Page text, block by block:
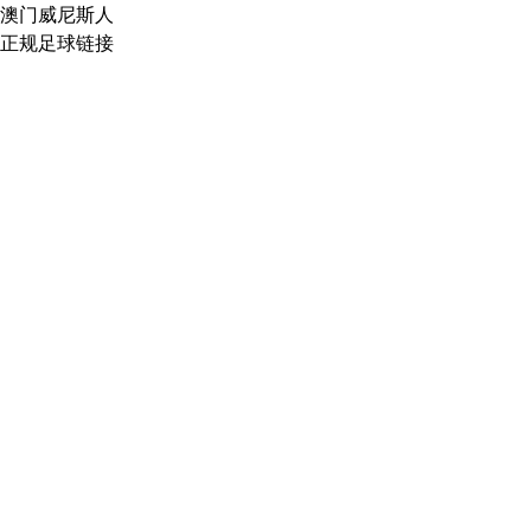
澳门威尼斯人
正规足球链接